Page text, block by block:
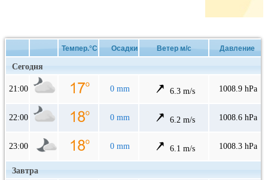
Темпер.°C Осадки Ветер м/с Давление
Сегодня
21:00 0 mm 6.3 m/s 1008.9 hPa
22:00 0 mm 6.2 m/s 1008.6 hPa
23:00 0 mm 6.1 m/s 1008.3 hPa
Завтра